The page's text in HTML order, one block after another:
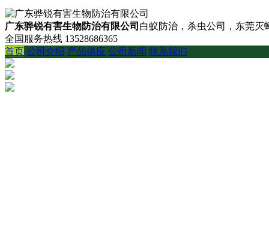
广东骅锐有害生物防治有限公司 白蚁防治，杀虫公司，东莞灭
全国服务热线 13528686365
首页 公司介绍 产品供应 公司新闻 联系我们